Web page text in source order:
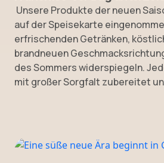
Unsere Produkte der neuen
auf der Speisekarte
erfrischenden Getränken,
brandneuen
des Sommers widerspiegeln.
mit großer Sorgfalt zubereitet